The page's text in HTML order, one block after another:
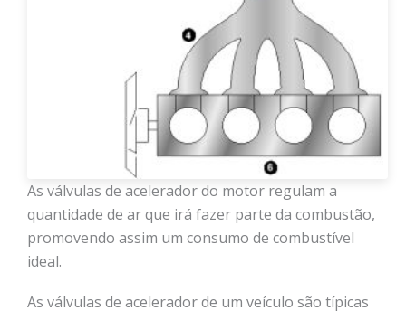
As válvulas de acelerador do motor regulam a
quantidade de ar que irá fazer parte da combustão,
promovendo assim um consumo de combustível
ideal.
As válvulas de acelerador de um veículo são típicas